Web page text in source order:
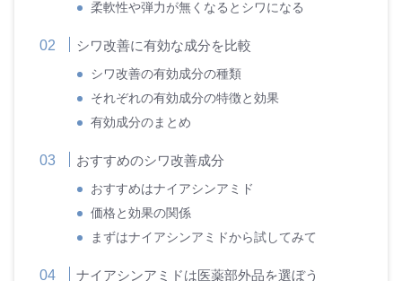
柔軟性や弾力が無くなるとシワになる
シワ改善に有効な成分を比較
シワ改善の有効成分の種類
それぞれの有効成分の特徴と効果
有効成分のまとめ
おすすめのシワ改善成分
おすすめはナイアシンアミド
価格と効果の関係
まずはナイアシンアミドから試してみて
ナイアシンアミドは医薬部外品を選ぼう